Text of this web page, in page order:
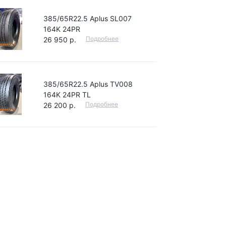
385/65R22.5 Aplus SL007
164K 24PR
26 950 р.
Подробнее
385/65R22.5 Aplus TV008
164K 24PR TL
26 200 р.
Подробнее